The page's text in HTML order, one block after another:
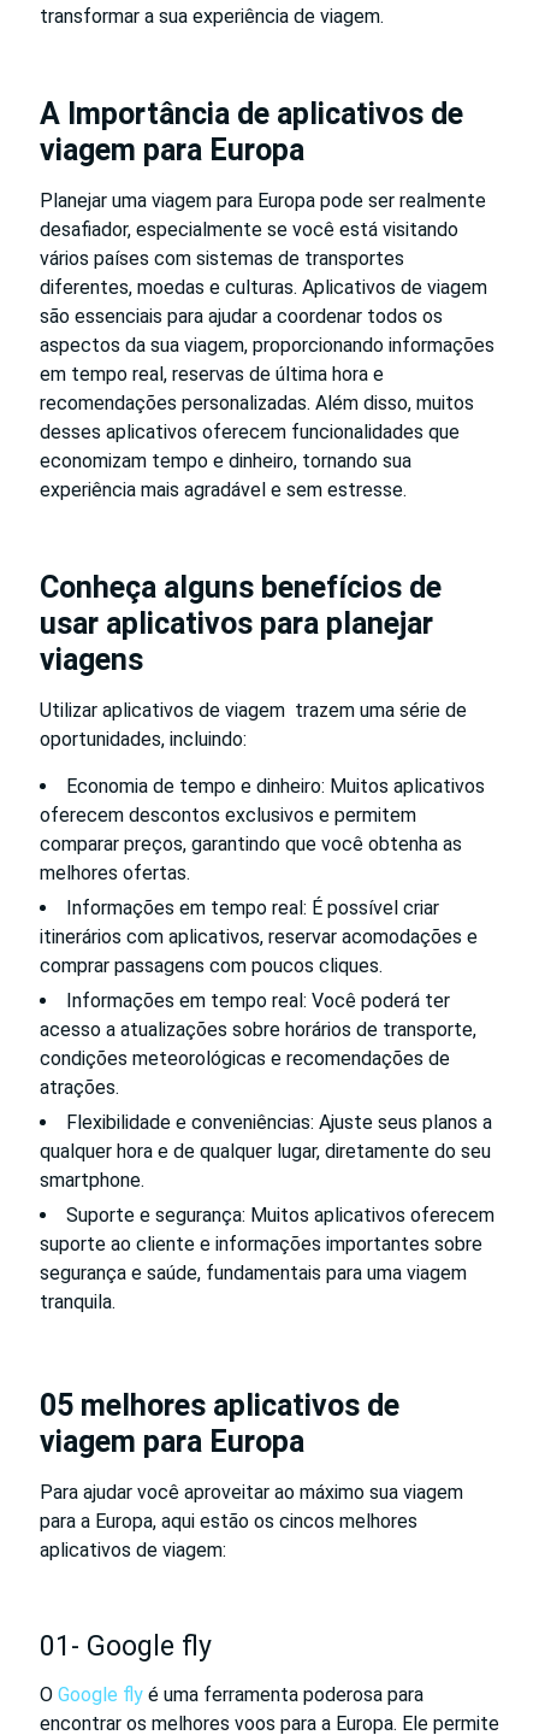
transformar a sua experiência de viagem.
A Importância de aplicativos de
viagem para Europa
Planejar uma viagem para Europa pode ser realmente
desafiador, especialmente se você está visitando
vários países com sistemas de transportes
diferentes, moedas e culturas. Aplicativos de viagem
são essenciais para ajudar a coordenar todos os
aspectos da sua viagem, proporcionando informações
em tempo real, reservas de última hora e
recomendações personalizadas. Além disso, muitos
desses aplicativos oferecem funcionalidades que
economizam tempo e dinheiro, tornando sua
experiência mais agradável e sem estresse.
Conheça alguns benefícios de
usar aplicativos para planejar
viagens
Utilizar aplicativos de viagem trazem uma série de
oportunidades, incluindo:
Economia de tempo e dinheiro: Muitos aplicativos
oferecem descontos exclusivos e permitem
comparar preços, garantindo que você obtenha as
melhores ofertas.
Informações em tempo real: É possível criar
itinerários com aplicativos, reservar acomodações e
comprar passagens com poucos cliques.
Informações em tempo real: Você poderá ter
acesso a atualizações sobre horários de transporte,
condições meteorológicas e recomendações de
atrações.
Flexibilidade e conveniências: Ajuste seus planos a
qualquer hora e de qualquer lugar, diretamente do seu
smartphone.
Suporte e segurança: Muitos aplicativos oferecem
suporte ao cliente e informações importantes sobre
segurança e saúde, fundamentais para uma viagem
tranquila.
05 melhores aplicativos de
viagem para Europa
Para ajudar você aproveitar ao máximo sua viagem
para a Europa, aqui estão os cincos melhores
aplicativos de viagem:
01- Google fly
O Google fly é uma ferramenta poderosa para
encontrar os melhores voos para a Europa. Ele permite